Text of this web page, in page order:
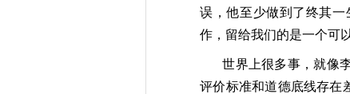
误，他至少做到了终其
作，留给我们的是一个可
世界上很多事，就像
评价标准和道德底线存在